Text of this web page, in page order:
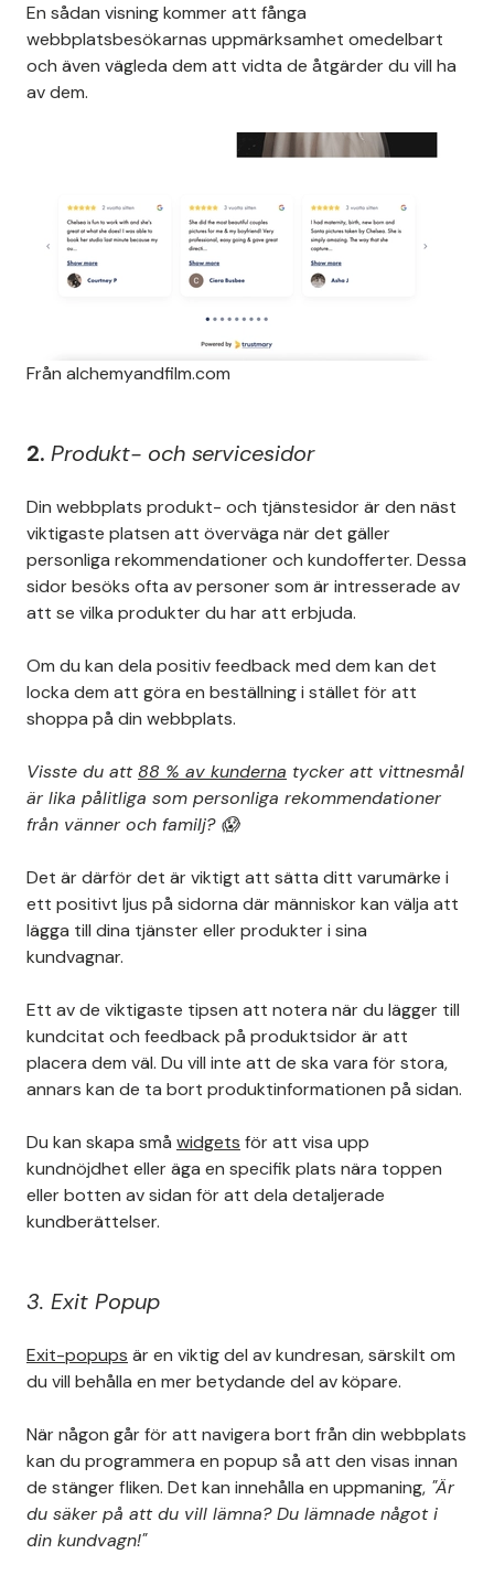
En sådan visning kommer att fånga
webbplatsbesökarnas uppmärksamhet omedelbart
och även vägleda dem att vidta de åtgärder du vill ha
av dem.
Från alchemyandfilm.com
2. Produkt- och servicesidor
Din webbplats produkt- och tjänstesidor är den näst
viktigaste platsen att överväga när det gäller
personliga rekommendationer och kundofferter. Dessa
sidor besöks ofta av personer som är intresserade av
att se vilka produkter du har att erbjuda.
Om du kan dela positiv feedback med dem kan det
locka dem att göra en beställning i stället för att
shoppa på din webbplats.
Visste du att 88 % av kunderna tycker att vittnesmål
är lika pålitliga som personliga rekommendationer
från vänner och familj? 😱
Det är därför det är viktigt att sätta ditt varumärke i
ett positivt ljus på sidorna där människor kan välja att
lägga till dina tjänster eller produkter i sina
kundvagnar.
Ett av de viktigaste tipsen att notera när du lägger till
kundcitat och feedback på produktsidor är att
placera dem väl. Du vill inte att de ska vara för stora,
annars kan de ta bort produktinformationen på sidan.
Du kan skapa små widgets för att visa upp
kundnöjdhet eller äga en specifik plats nära toppen
eller botten av sidan för att dela detaljerade
kundberättelser.
3. Exit Popup
Exit-popups är en viktig del av kundresan, särskilt om
du vill behålla en mer betydande del av köpare.
När någon går för att navigera bort från din webbplats
kan du programmera en popup så att den visas innan
de stänger fliken. Det kan innehålla en uppmaning, "Är
du säker på att du vill lämna? Du lämnade något i
din kundvagn!"